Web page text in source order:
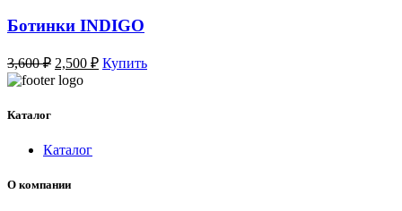
Ботинки INDIGO
3,600₽ Первоначальная
цена
составляла
2,500 ₽Текущая
цена:
Купить
Каталог
Каталог
О компании